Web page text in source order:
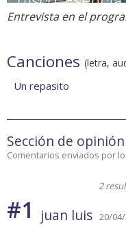
Entrevista en el
Canciones (letra,
Un repasito
Sección de opinión
Comentarios enviados por
2
#1 juan luis 20/